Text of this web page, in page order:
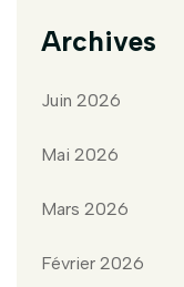
Archives
Juin 2026
Mai 2026
Mars 2026
Février 2026